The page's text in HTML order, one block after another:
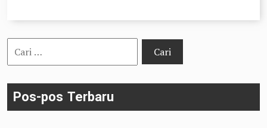
Cari
untuk:
Pos-pos Terbaru